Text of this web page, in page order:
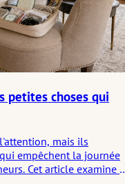
petites choses qui
mais ils
empêchent la journée
Cet article examine